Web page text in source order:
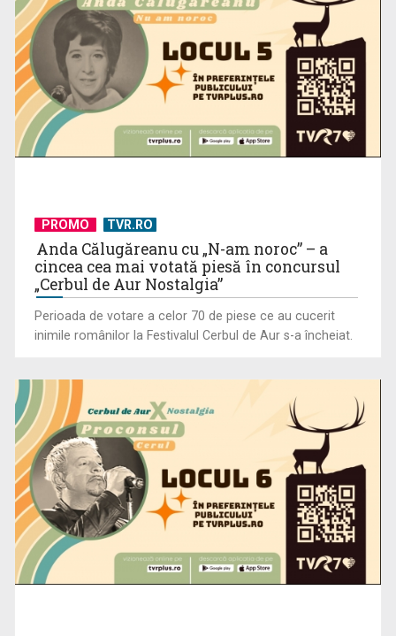
PROMO TVR.RO
Anda Călugăreanu cu „N-am noroc” – a
cincea cea mai votată piesă în concursul
„Cerbul de Aur Nostalgia”
Perioada de votare a celor 70 de piese ce au cucerit
inimile românilor la Festivalul Cerbul de Aur s-a încheiat.